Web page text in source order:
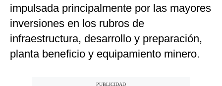
impulsada principalmente por las mayores
inversiones en los rubros de
infraestructura, desarrollo y preparación,
planta beneficio y equipamiento minero.